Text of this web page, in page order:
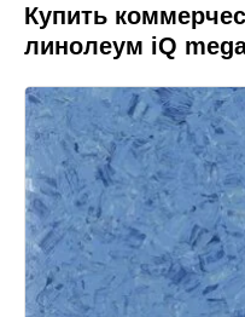
Купить
линолеум iQ